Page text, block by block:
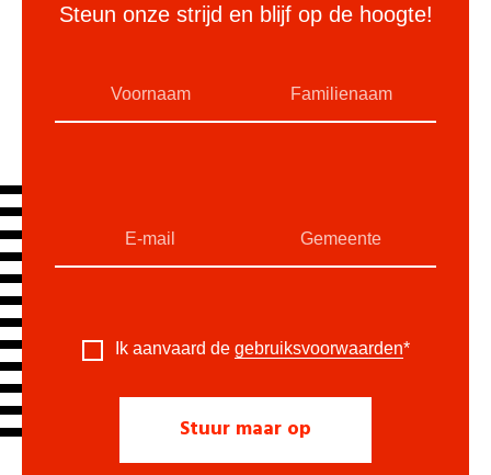
Steun onze strijd en blijf op de hoogte!
Ik aanvaard de gebruiksvoorwaarden*